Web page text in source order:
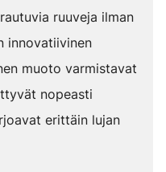
ruuveja ilman
innovatiivinen
muoto varmistavat
nopeasti
erittäin lujan